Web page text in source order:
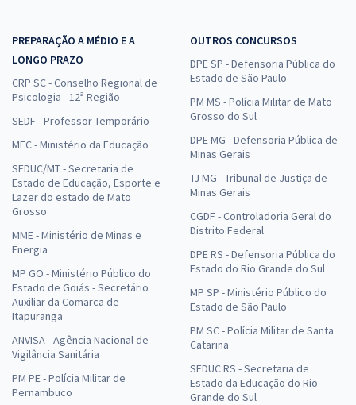
PREPARAÇÃO A MÉDIO E A
LONGO PRAZO
CRP SC - Conselho Regional de
Psicologia - 12ª Região
SEDF - Professor Temporário
MEC - Ministério da Educação
SEDUC/MT - Secretaria de
Estado de Educação, Esporte e
Lazer do estado de Mato
Grosso
MME - Ministério de Minas e
Energia
MP GO - Ministério Público do
Estado de Goiás - Secretário
Auxiliar da Comarca de
Itapuranga
ANVISA - Agência Nacional de
Vigilância Sanitária
PM PE - Polícia Militar de
Pernambuco
OUTROS CONCURSOS
DPE SP - Defensoria Pública do
Estado de São Paulo
PM MS - Polícia Militar de Mato
Grosso do Sul
DPE MG - Defensoria Pública de
Minas Gerais
TJ MG - Tribunal de Justiça de
Minas Gerais
CGDF - Controladoria Geral do
Distrito Federal
DPE RS - Defensoria Pública do
Estado do Rio Grande do Sul
MP SP - Ministério Público do
Estado de São Paulo
PM SC - Polícia Militar de Santa
Catarina
SEDUC RS - Secretaria de
Estado da Educação do Rio
Grande do Sul